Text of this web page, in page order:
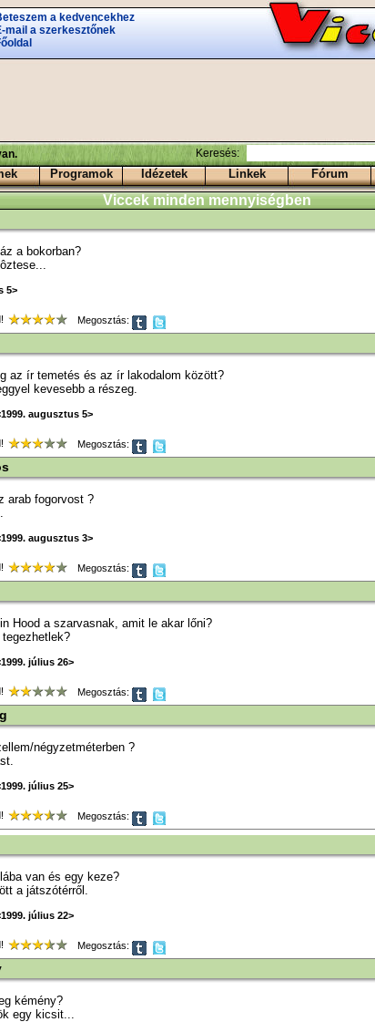
a kedvencekhez
mail a szerkesztőnek
Keresés:
Programok Idézetek Linkek Fórum
Viccek minden mennyiségben
a bokorban?
5>
Megosztás:
az ír temetés és az ír lakodalom között?
kevesebb a részeg.
augusztus 5>
Megosztás:
arab fogorvost ?
augusztus 3>
Megosztás:
Hood a szarvasnak, amit le akar lőni?
július 26>
Megosztás:
négyzetméterben ?
július 25>
Megosztás:
van és egy keze?
a játszótérről.
július 22>
Megosztás:
kémény?
egy kicsit...